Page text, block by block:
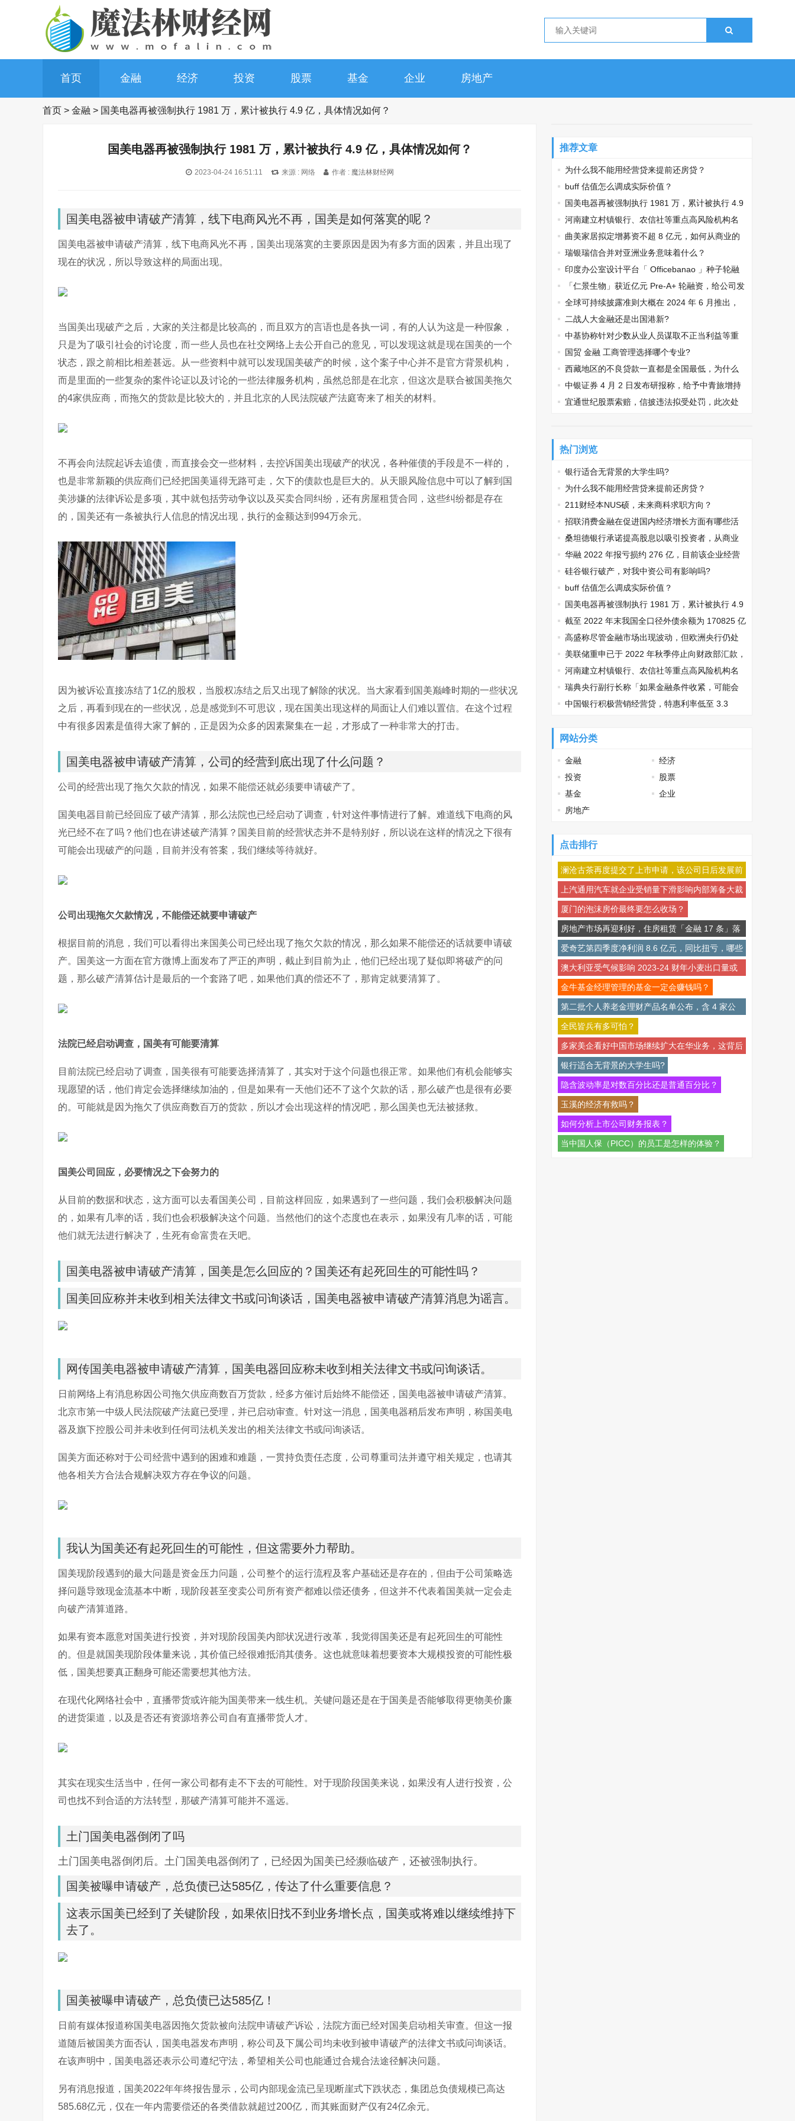
首页 金融 经济 投资 股票 基金 企业 房地产
首页 > 金融 > 国美电器再被强制执行 1981 万，累计被执行 4.9 亿，具体情况如何？
国美电器再被强制执行 1981 万，累计被执行 4.9 亿，具体情况如何？
2023-04-24 16:51:11 来源 : 网络 作者 : 魔法林财经网
国美电器被申请破产清算，线下电商风光不再，国美是如何落寞的呢？
国美电器被申请破产清算，线下电商风光不再，国美出现落寞的主要原因是因为有多方面的因素，并且出现了
现在的状况，所以导致这样的局面出现。
当国美出现破产之后，大家的关注都是比较高的，而且双方的言语也是各执一词，有的人认为这是一种假象，
只是为了吸引社会的讨论度，而一些人员也在社交网络上去公开自己的意见，可以发现这就是现在国美的一个
状态，跟之前相比相差甚远。从一些资料中就可以发现国美破产的时候，这个案子中心并不是官方背景机构，
而是里面的一些复杂的案件论证以及讨论的一些法律服务机构，虽然总部是在北京，但这次是联合被国美拖欠
的4家供应商，而拖欠的货款是比较大的，并且北京的人民法院破产法庭寄来了相关的材料。
不再会向法院起诉去追债，而直接会交一些材料，去控诉国美出现破产的状况，各种催债的手段是不一样的，
也是非常新颖的供应商们已经把国美逼得无路可走，欠下的债款也是巨大的。从天眼风险信息中可以了解到国
美涉嫌的法律诉讼是多项，其中就包括劳动争议以及买卖合同纠纷，还有房屋租赁合同，这些纠纷都是存在
的，国美还有一条被执行人信息的情况出现，执行的金额达到994万余元。
因为被诉讼直接冻结了1亿的股权，当股权冻结之后又出现了解除的状况。当大家看到国美巅峰时期的一些状况
之后，再看到现在的一些状况，总是感觉到不可思议，现在国美出现这样的局面让人们难以置信。在这个过程
中有很多因素是值得大家了解的，正是因为众多的因素聚集在一起，才形成了一种非常大的打击。
国美电器被申请破产清算，公司的经营到底出现了什么问题？
公司的经营出现了拖欠欠款的情况，如果不能偿还就必须要申请破产了。
国美电器目前已经回应了破产清算，那么法院也已经启动了调查，针对这件事情进行了解。难道线下电商的风
光已经不在了吗？他们也在讲述破产清算？国美目前的经营状态并不是特别好，所以说在这样的情况之下很有
可能会出现破产的问题，目前并没有答案，我们继续等待就好。
公司出现拖欠欠款情况，不能偿还就要申请破产
根据目前的消息，我们可以看得出来国美公司已经出现了拖欠欠款的情况，那么如果不能偿还的话就要申请破
产。国美这一方面在官方微博上面发布了严正的声明，截止到目前为止，他们已经出现了疑似即将破产的问
题，那么破产清算估计是最后的一个套路了吧，如果他们真的偿还不了，那肯定就要清算了。
法院已经启动调查，国美有可能要清算
目前法院已经启动了调查，国美很有可能要选择清算了，其实对于这个问题也很正常。如果他们有机会能够实
现愿望的话，他们肯定会选择继续加油的，但是如果有一天他们还不了这个欠款的话，那么破产也是很有必要
的。可能就是因为拖欠了供应商数百万的货款，所以才会出现这样的情况吧，那么国美也无法被拯救。
国美公司回应，必要情况之下会努力的
从目前的数据和状态，这方面可以去看国美公司，目前这样回应，如果遇到了一些问题，我们会积极解决问题
的，如果有几率的话，我们也会积极解决这个问题。当然他们的这个态度也在表示，如果没有几率的话，可能
他们就无法进行解决了，生死有命富贵在天吧。
国美电器被申请破产清算，国美是怎么回应的？国美还有起死回生的可能性吗？
国美回应称并未收到相关法律文书或问询谈话，国美电器被申请破产清算消息为谣言。
网传国美电器被申请破产清算，国美电器回应称未收到相关法律文书或问询谈话。
日前网络上有消息称因公司拖欠供应商数百万货款，经多方催讨后始终不能偿还，国美电器被申请破产清算。
北京市第一中级人民法院破产法庭已受理，并已启动审查。针对这一消息，国美电器稍后发布声明，称国美电
器及旗下控股公司并未收到任何司法机关发出的相关法律文书或问询谈话。
国美方面还称对于公司经营中遇到的困难和难题，一贯持负责任态度，公司尊重司法并遵守相关规定，也请其
他各相关方合法合规解决双方存在争议的问题。
我认为国美还有起死回生的可能性，但这需要外力帮助。
国美现阶段遇到的最大问题是资金压力问题，公司整个的运行流程及客户基础还是存在的，但由于公司策略选
择问题导致现金流基本中断，现阶段甚至变卖公司所有资产都难以偿还债务，但这并不代表着国美就一定会走
向破产清算道路。
如果有资本愿意对国美进行投资，并对现阶段国美内部状况进行改革，我觉得国美还是有起死回生的可能性
的。但是就国美现阶段体量来说，其价值已经很难抵消其债务。这也就意味着想要资本大规模投资的可能性极
低，国美想要真正翻身可能还需要想其他方法。
在现代化网络社会中，直播带货或许能为国美带来一线生机。关键问题还是在于国美是否能够取得更物美价廉
的进货渠道，以及是否还有资源培养公司自有直播带货人才。
其实在现实生活当中，任何一家公司都有走不下去的可能性。对于现阶段国美来说，如果没有人进行投资，公
司也找不到合适的方法转型，那破产清算可能并不遥远。
土门国美电器倒闭了吗
土门国美电器倒闭后。土门国美电器倒闭了，已经因为国美已经濒临破产，还被强制执行。
国美被曝申请破产，总负债已达585亿，传达了什么重要信息？
这表示国美已经到了关键阶段，如果依旧找不到业务增长点，国美或将难以继续维持下
去了。
国美被曝申请破产，总负债已达585亿！
日前有媒体报道称国美电器因拖欠货款被向法院申请破产诉讼，法院方面已经对国美启动相关审查。但这一报
道随后被国美方面否认，国美电器发布声明，称公司及下属公司均未收到被申请破产的法律文书或问询谈话。
在该声明中，国美电器还表示公司遵纪守法，希望相关公司也能通过合规合法途径解决问题。
另有消息报道，国美2022年年终报告显示，公司内部现金流已呈现断崖式下跌状态，集团总负债规模已高达
585.68亿元，仅在一年内需要偿还的各类借款就超过200亿，而其账面财产仅有24亿余元。
推荐文章
为什么我不能用经营贷来提前还房贷？
buff 估值怎么调成实际价值？
国美电器再被强制执行 1981 万，累计被执行 4.9
亿，具体情况如何？
河南建立村镇银行、农信社等重点高风险机构名
单制管理机制，将起到哪些作用？
曲美家居拟定增募资不超 8 亿元，如何从商业的
角度解读此举？
瑞银瑞信合并对亚洲业务意味着什么？
印度办公室设计平台「 Officebanao 」种子轮融
资 600 万美元，该公司未来发展前景如何？
「仁景生物」获近亿元 Pre-A+ 轮融资，给公司发
展带来了哪些利好？
全球可持续披露准则大概在 2024 年 6 月推出，
该政策发布对金融市场会有何影响？
二战人大金融还是出国港新?
中基协称针对少数从业人员谋取不正当利益等重
点问题，明确彰显监管自律态度，你对此怎么看？
国贸 金融 工商管理选择哪个专业?
西藏地区的不良贷款一直都是全国最低，为什么
在2019年大幅上升？
中银证券 4 月 2 日发布研报称，给予中青旅增持
评级，如何从商业角度解读此举？
宜通世纪股票索赔，信披违法拟受处罚，此次处
热门浏览
银行适合无背景的大学生吗?
为什么我不能用经营贷来提前还房贷？
211财经本NUS硕，未来商科求职方向？
招联消费金融在促进国内经济增长方面有哪些活
动？桑坦德银行承诺提高股息以吸引投资者，从商业
角度如何看待企业此举？
华融 2022 年报亏损约 276 亿，目前该企业经营
现状如何？
硅谷银行破产，对我中资公司有影响吗?
buff 估值怎么调成实际价值？
国美电器再被强制执行 1981 万，累计被执行 4.9
亿，具体情况如何？
截至 2022 年末我国全口径外债余额为 170825 亿
元人民币，这一金额说明什么？
高盛称尽管金融市场出现波动，但欧洲央行仍处
于紧缩模式，这背后都有哪些原因？
美联储重申已于 2022 年秋季停止向财政部汇款，
这么做的原因是什么？
河南建立村镇银行、农信社等重点高风险机构名
单制管理机制，将起到哪些作用？
瑞典央行副行长称「如果金融条件收紧，可能会
影响 4 月份的政策决策」，会给当地经济造成哪些
中国银行积极营销经营贷，特惠利率低至 3.3
网站分类
金融
经济
投资
股票
基金
企业
房地产
点击排行
澜沧古茶再度提交了上市申请，该公司日后发展前
景如何？
上汽通用汽车就企业受销量下滑影响内部筹备大裁
员等传闻辟谣，目前企业经营情况如何？
厦门的泡沫房价最终要怎么收场？
房地产市场再迎利好，住房租赁「金融 17 条」落
地，有哪些信息值得关注？对房屋租赁市场带来什
么影响？
爱奇艺第四季度净利润 8.6 亿元，同比扭亏，哪些
信息值得关注？
澳大利亚受气候影响 2023-24 财年小麦出口量或
大跌 20% ，大跌主要受哪些因素影响？
金牛基金经理管理的基金一定会赚钱吗？
第二批个人养老金理财产品名单公布，含 4 家公
司 11 只产品，哪只产品投资前景如何？
全民皆兵有多可怕？
多家美企看好中国市场继续扩大在华业务，这背后
都有哪些深层次原因？
银行适合无背景的大学生吗?
隐含波动率是对数百分比还是普通百分比？
玉溪的经济有救吗？
如何分析上市公司财务报表？
当中国人保（PICC）的员工是怎样的体验？